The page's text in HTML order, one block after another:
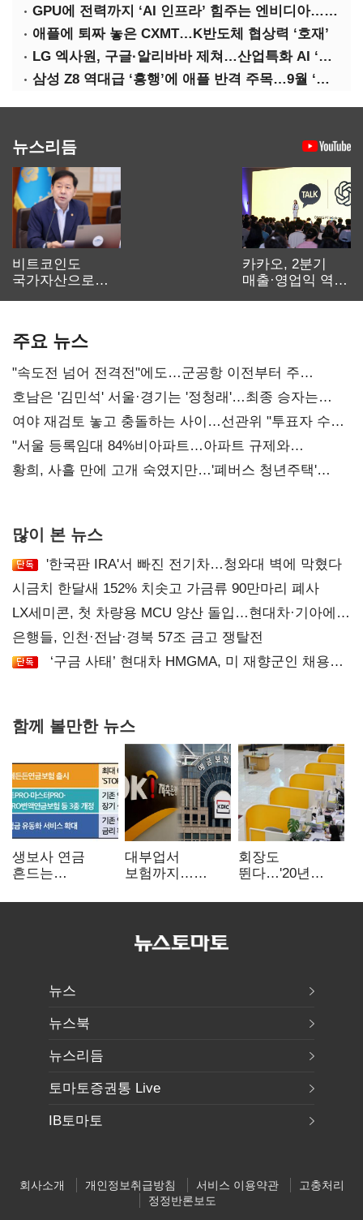
GPU에 전력까지 ‘AI 인프라’ 힘주는 엔비디아…삼성·하닉 수요도 ‘탄력’
애플에 퇴짜 놓은 CXMT…K반도체 협상력 ‘호재’
LG 엑사원, 구글·알리바바 제쳐…산업특화 AI ‘속도’
삼성 Z8 역대급 ‘흥행’에 애플 반격 주목…9월 ‘폴더블 대전’
뉴스리듬
비트코인도
국가자산으로…'
카카오, 2분기
매출·영업익 역대
주요 뉴스
"속도전 넘어 전격전"에도…군공항 이전부터 주
52시간까지 '뇌관'
호남은 '김민석' 서울·경기는 '정청래'…최종 승자는
'안갯속'
여야 재검토 놓고 충돌하는 사이…선관위 "투표자 수
오차 당연"
"서울 등록임대 84%비아파트…아파트 규제와
달리해야"
황희, 사흘 만에 고개 숙였지만…'폐버스 청년주택'
많이 본 뉴스
'한국판 IRA'서 빠진 전기차…청와대 벽에 막혔다
시금치 한달새 152% 치솟고 가금류 90만마리 폐사
LX세미콘, 첫 차량용 MCU 양산 돌입…현대차·기아에
공급
은행들, 인천·전남·경북 57조 금고 쟁탈전
‘구금 사태’ 현대차 HMGMA, 미 재향군인 채용
함께 볼만한 뉴스
생보사 연금
흔드는
장수리스크'
대부업서
보험까지…
종합금융그룹
회장도
뛴다…'20년
하나' 인천시금고
뉴스
뉴스북
뉴스리듬
토마토증권통 Live
IB토마토
회사소개 개인정보취급방침 서비스 이용약관
고충처리
정정반론보도